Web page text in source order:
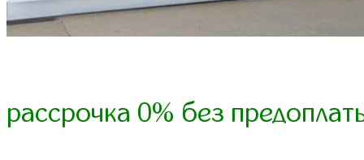
рассрочка 0% без